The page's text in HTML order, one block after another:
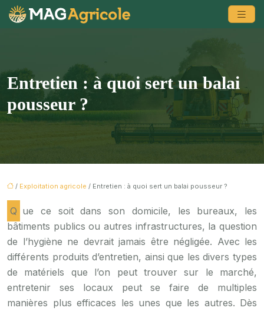
Entretien : à quoi sert un balai
pousseur ?
/ Exploitation agricole / Entretien : à quoi sert un balai pousseur ?
Que ce soit dans son domicile, les bureaux, les
bâtiments publics ou autres infrastructures, la question
de l’hygiène ne devrait jamais être négligée. Avec les
différents produits d’entretien, ainsi que les divers types
de matériels que l’on peut trouver sur le marché,
entretenir ses locaux peut se faire de multiples
manières plus efficaces les unes que les autres. Dès